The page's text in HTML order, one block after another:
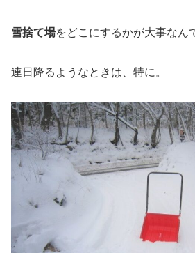
雪捨て場をどこにするかが大事なん
連日降るようなときは、特に。